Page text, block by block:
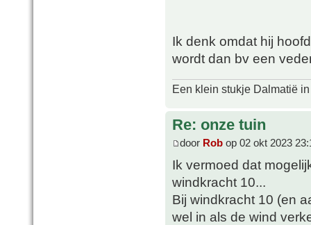
Ik denk omdat hij
wordt dan bv een
Een klein stukje Dalmatië
Re: onze tuin
door Rob op 02 okt 2023
Ik vermoed dat
windkracht 10...
Bij windkracht 10 (en
wel in als de wind